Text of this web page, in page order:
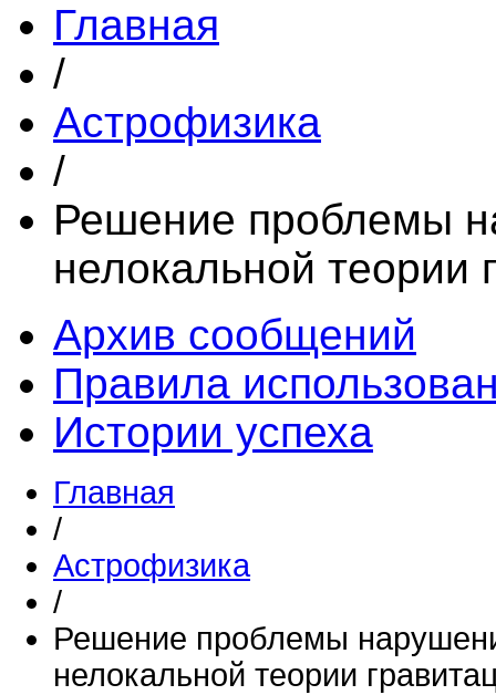
Главная
/
Астрофизика
/
Решение проблемы
нелокальной теории
Архив сообщений
Правила
Истории успеха
Главная
/
Астрофизика
/
Решение проблемы
нелокальной теории